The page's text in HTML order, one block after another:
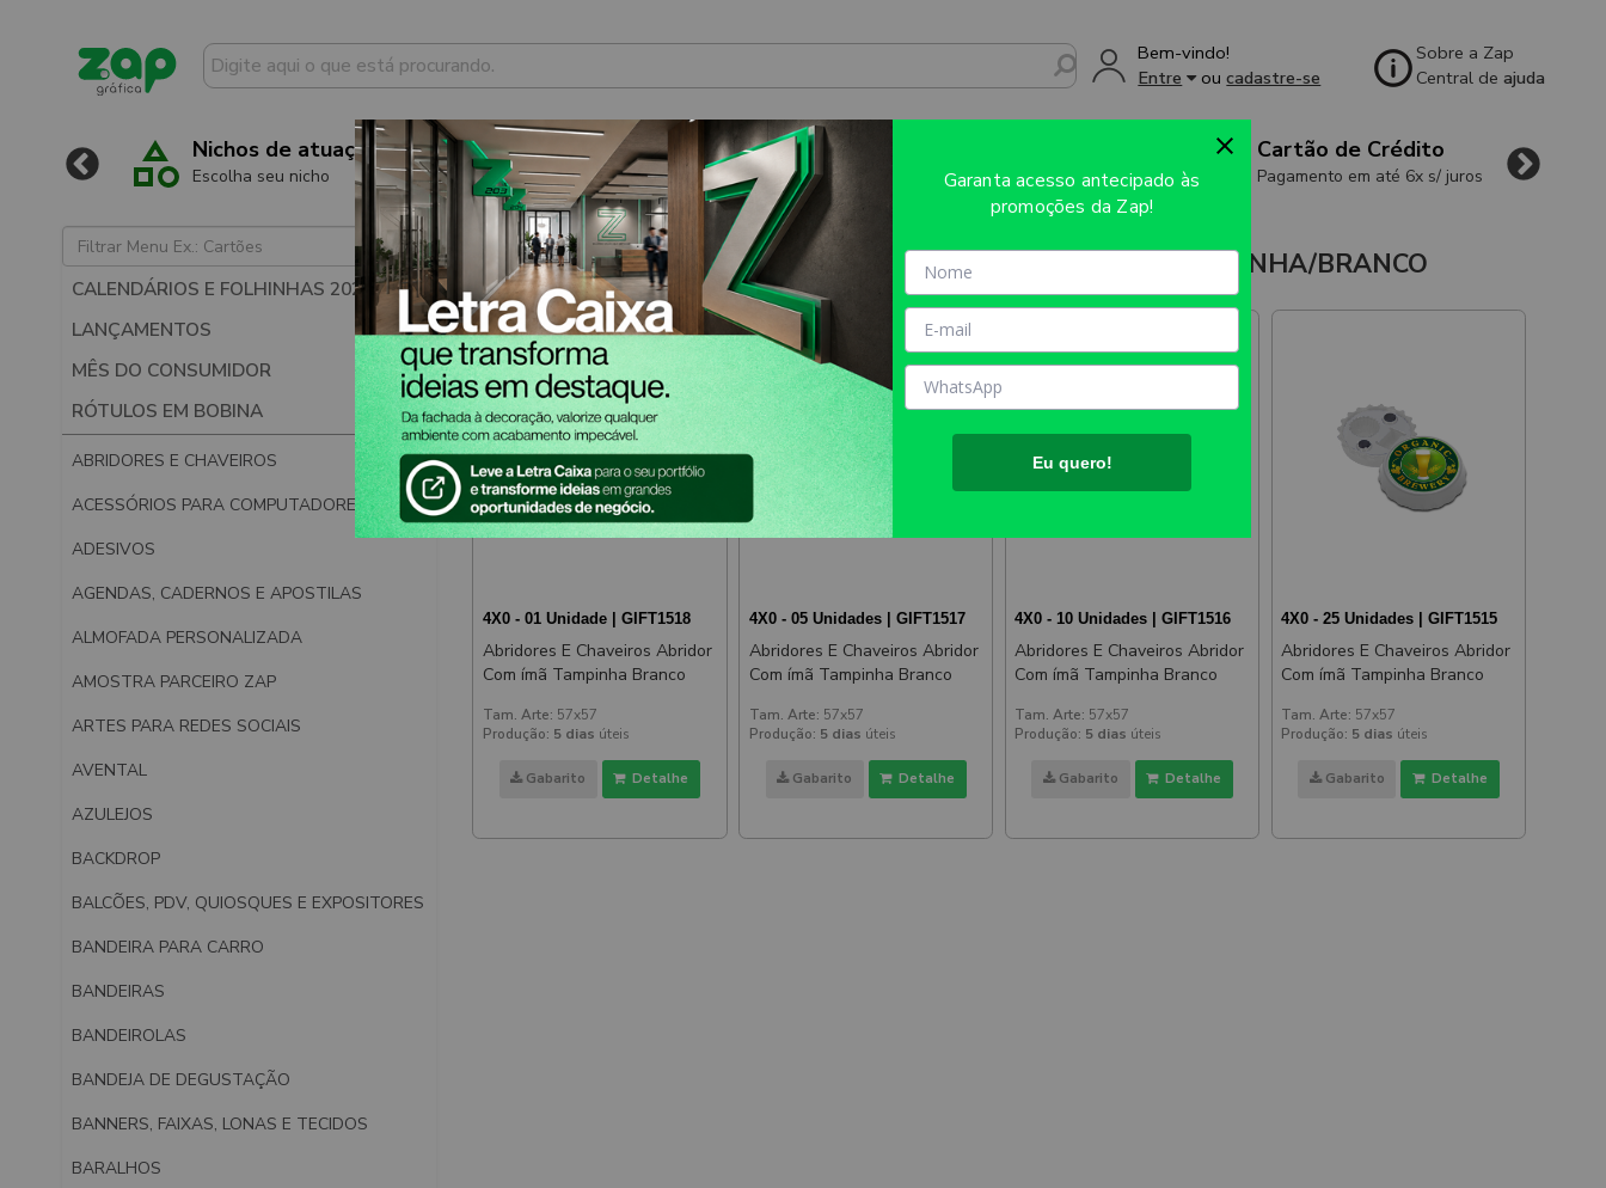
Bem-vindo!
Entre
oucadastre-se
Sobre a Zap
Central deajuda
Nichos de atuação
Escolha seu nicho
Atendimento
Multicanal Até 20% de desconto
Cartão de Crédito
Pagamento em até 6x s/ juros
CALENDÁRIOS E FOLHINHAS 2027
LANÇAMENTOS
MÊS DO CONSUMIDOR
RÓTULOS EM BOBINA
ABRIDORES E CHAVEIROS
ACESSÓRIOS PARA COMPUTADORES
ADESIVOS
AGENDAS, CADERNOS E APOSTILAS
ALMOFADA PERSONALIZADA
AMOSTRA PARCEIRO ZAP
ARTES PARA REDES SOCIAIS
AVENTAL
AZULEJOS
BACKDROP
BALCÕES, PDV, QUIOSQUES E EXPOSITORES
BANDEIRA PARA CARRO
BANDEIRAS
BANDEIROLAS
BANDEJA DE DEGUSTAÇÃO
BANNERS, FAIXAS, LONAS E TECIDOS
BARALHOS
ABRIDORES E CHAVEIROS/ABRIDOR COM ÍMÃ/TAMPINHA/BRANCO
4X0 - 01 Unidade | GIFT1518
Abridores E Chaveiros Abridor
Com ímã Tampinha Branco
Tam. Arte: 57x57
Produção: 5 dias úteis
Gabarito Detalhe
4X0 - 05 Unidades | GIFT1517
Abridores E Chaveiros Abridor
Com ímã Tampinha Branco
Tam. Arte: 57x57
Produção: 5 dias úteis
Gabarito Detalhe
4X0 - 10 Unidades | GIFT1516
Abridores E Chaveiros Abridor
Com ímã Tampinha Branco
Tam. Arte: 57x57
Produção: 5 dias úteis
Gabarito Detalhe
4X0 - 25 Unidades | GIFT1515
Abridores E Chaveiros Abridor
Com ímã Tampinha Branco
Tam. Arte: 57x57
Produção: 5 dias úteis
Gabarito Detalhe
Garanta acesso antecipado às
promoções da Zap!
Eu quero!